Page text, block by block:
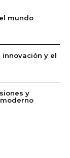
mundo
innovación y el
y